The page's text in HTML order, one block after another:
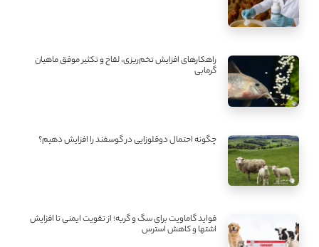
راهکارهای افزایش تخم‌ریزی، لقاح و تکثیر موفق ماهیان
گرمابی
چگونه احتمال دوقلوزایی در گوسفند را افزایش دهیم؟
فواید گاماویت برای سگ و گربه؛ از تقویت ایمنی تا افزایش
اشتها و کاهش استرس